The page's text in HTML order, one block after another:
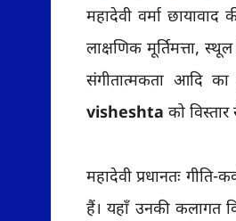
महादेवी वर्मा
लाक्षणिक मूर्तिमत्ता,
संगीतात्मकता आदि
visheshta को
महादेवी प्रधानतः
हैं। यहाँ उनकी कलागत